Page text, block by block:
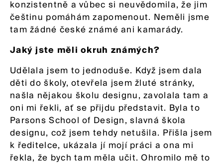
konzistentně a vůbec si neuvědomila, že jim
češtinu pomáhám zapomenout. Neměli jsme
tam žádné české známé ani kamarády.
Jaký jste měli okruh známých?
Udělala jsem to jednoduše. Když jsem dala
děti do školy, otevřela jsem žluté stránky,
našla nějakou školu designu, zavolala tam a
oni mi řekli, ať se přijdu představit. Byla to
Parsons School of Design, slavná škola
designu, což jsem tehdy netušila. Přišla jsem
k ředitelce, ukázala jí mojí práci a ona mi
řekla, že bych tam měla učit. Ohromilo mě to